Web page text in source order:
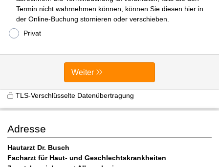
Termin nicht wahrnehmen können, können Sie diesen hier in
der Online-Buchung stornieren oder verschieben.
Privat
Weiter
TLS-Verschlüsselte Datenübertragung
Adresse
Hautarzt Dr. Busch
Facharzt für Haut- und Geschlechtskrankheiten